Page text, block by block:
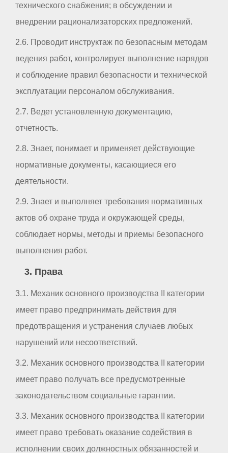
технического снабжения; в обсуждении и
внедрении рационализаторских предложений.
2.6. Проводит инструктаж по безопасным методам
ведения работ, контролирует выполнение нарядов
и соблюдение правил безопасности и технической
эксплуатации персоналом обслуживания.
2.7. Ведет установленную документацию,
отчетность.
2.8. Знает, понимает и применяет действующие
нормативные документы, касающиеся его
деятельности.
2.9. Знает и выполняет требования нормативных
актов об охране труда и окружающей среды,
соблюдает нормы, методы и приемы безопасного
выполнения работ.
3. Права
3.1. Механик основного производства II категории
имеет право предпринимать действия для
предотвращения и устранения случаев любых
нарушений или несоответствий.
3.2. Механик основного производства II категории
имеет право получать все предусмотренные
законодательством социальные гарантии.
3.3. Механик основного производства II категории
имеет право требовать оказание содействия в
исполнении своих должностных обязанностей и